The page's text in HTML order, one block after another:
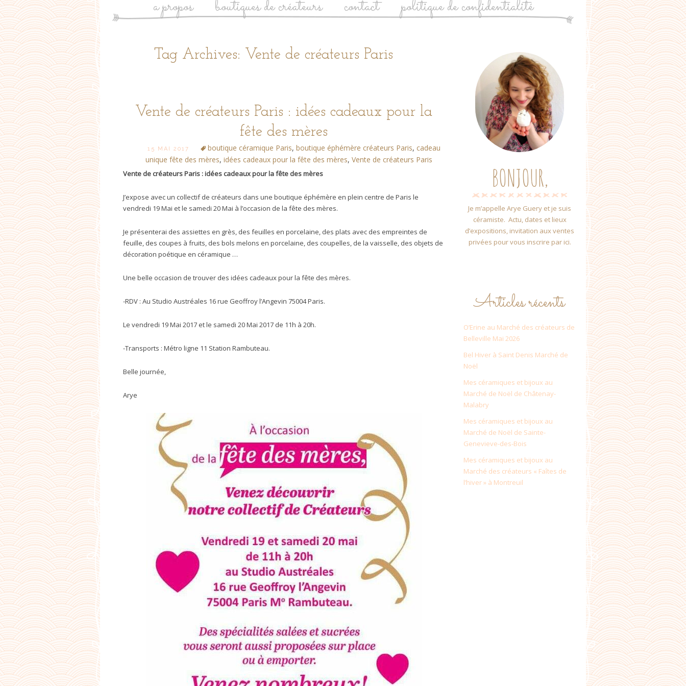
a propos boutiques de créateurs contact politique de confidentialité
Tag Archives: Vente de créateurs Paris
Vente de créateurs Paris : idées cadeaux pour la
fête des mères
15 MAI 2017 boutique céramique Paris, boutique éphémère créateurs Paris, cadeau
unique fête des mères, idées cadeaux pour la fête des mères, Vente de créateurs Paris
Vente de créateurs Paris : idées cadeaux pour la fête des mères
J’expose avec un collectif de créateurs dans une boutique éphémère en plein centre de Paris le
vendredi 19 Mai et le samedi 20 Mai à l’occasion de la fête des mères.
Je présenterai des assiettes en grès, des feuilles en porcelaine, des plats avec des empreintes de
feuille, des coupes à fruits, des bols melons en porcelaine, des coupelles, de la vaisselle, des objets de
décoration poétique en céramique …
Une belle occasion de trouver des idées cadeaux pour la fête des mères.
-RDV : Au Studio Austréales 16 rue Geoffroy l’Angevin 75004 Paris.
Le vendredi 19 Mai 2017 et le samedi 20 Mai 2017 de 11h à 20h.
-Transports : Métro ligne 11 Station Rambuteau.
Belle journée,
Arye
BONJOUR,
Je m’appelle Arye Guery et je suis
céramiste. Actu, dates et lieux
d’expositions, invitation aux ventes
privées pour vous inscrire par ici.
Articles récents
O’Erine au Marché des créateurs de
Belleville Mai 2026
Bel Hiver à Saint Denis Marché de
Noël
Mes céramiques et bijoux au
Marché de Noël de Châtenay-
Malabry
Mes céramiques et bijoux au
Marché de Noël de Sainte-
Genevieve-des-Bois
Mes céramiques et bijoux au
Marché des créateurs « Faîtes de
l’hiver » à Montreuil